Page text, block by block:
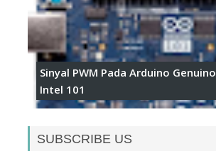
Sinyal PWM Pada Arduino Genuino
Intel 101
SUBSCRIBE US